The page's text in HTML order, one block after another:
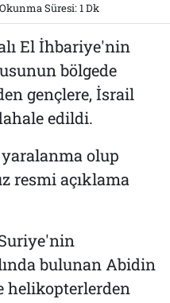
Okunma Süresi: 1 Dk
El İhbariye'nin
bölgede
gençlere, İsrail
edildi.
olup
resmi açıklama
bulunan Abidin
helikopterlerden